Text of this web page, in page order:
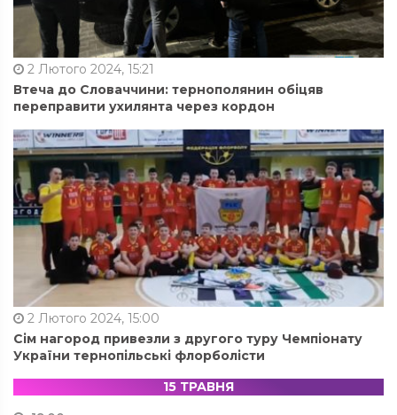
2 Лютого 2024, 15:21
Втеча до Словаччини: тернополянин обіцяв
переправити ухилянта через кордон
2 Лютого 2024, 15:00
Сім нагород привезли з другого туру Чемпіонату
України тернопільські флорболісти
15 ТРАВНЯ